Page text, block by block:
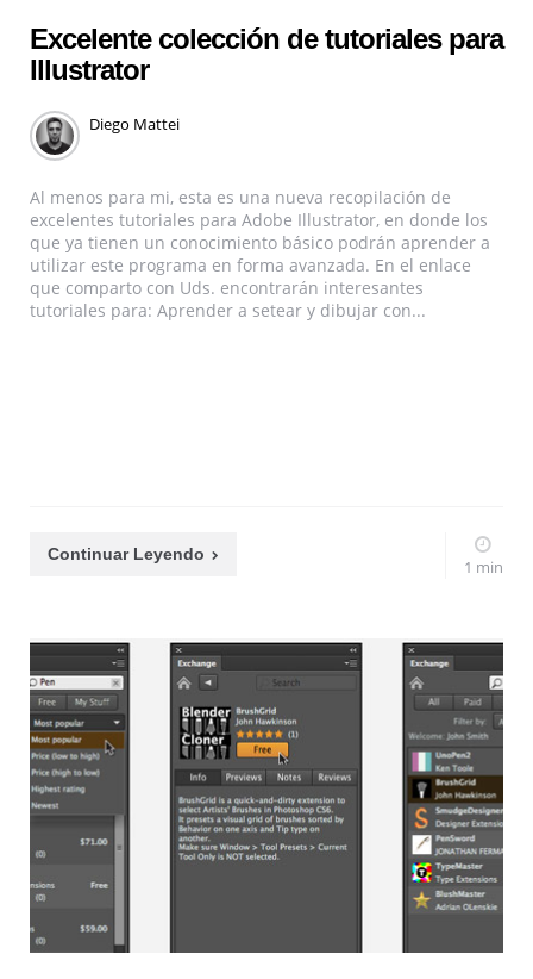
Excelente colección de tutoriales para
Illustrator
Diego Mattei
Al menos para mi, esta es una nueva recopilación de
excelentes tutoriales para Adobe Illustrator, en donde los
que ya tienen un conocimiento básico podrán aprender a
utilizar este programa en forma avanzada. En el enlace
que comparto con Uds. encontrarán interesantes
tutoriales para: Aprender a setear y dibujar con...
Continuar Leyendo
1 min